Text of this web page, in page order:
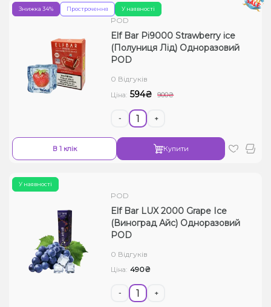
У наявності
Знижка 34% Прострочення
POD
Elf Bar Pi9000 Strawberry ice
(Полуниця Лід) Одноразовий
POD
0 Відгуків
Ціна: 594₴ 900₴
- +
В 1 клік Купити
У наявності
POD
Elf Bar LUX 2000 Grape Ice
(Виноград Айс) Одноразовий
POD
0 Відгуків
Ціна: 490₴
- +